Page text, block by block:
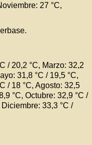
27 °C,
/ 20,2 °C, Marzo: 32,2
31,8 °C / 19,5 °C,
/ 18 °C, Agosto: 32,5
°C, Octubre: 32,9 °C /
Diciembre: 33,3 °C /